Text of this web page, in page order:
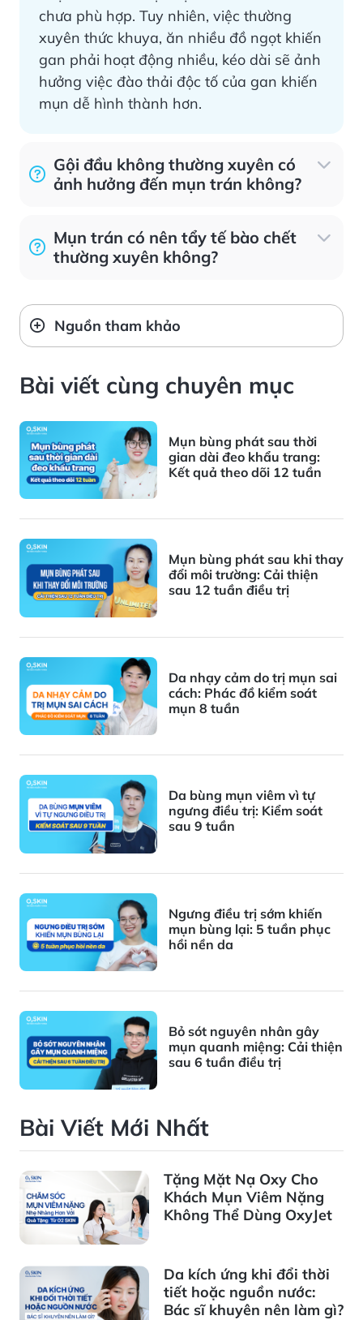
chưa phù hợp. Tuy nhiên, việc thường
xuyên thức khuya, ăn nhiều đồ ngọt khiến
gan phải hoạt động nhiều, kéo dài sẽ ảnh
hưởng việc đào thải độc tố của gan khiến
mụn dễ hình thành hơn.
Gội đầu không thường xuyên có
ảnh hưởng đến mụn trán không?
Mụn trán có nên tẩy tế bào chết
thường xuyên không?
Nguồn tham khảo
Bài viết cùng chuyên mục
Mụn bùng phát sau thời
gian dài đeo khẩu trang:
Kết quả theo dõi 12 tuần
Mụn bùng phát sau khi thay
đổi môi trường: Cải thiện
sau 12 tuần điều trị
Da nhạy cảm do trị mụn sai
cách: Phác đồ kiểm soát
mụn 8 tuần
Da bùng mụn viêm vì tự
ngưng điều trị: Kiểm soát
sau 9 tuần
Ngưng điều trị sớm khiến
mụn bùng lại: 5 tuần phục
hồi nền da
Bỏ sót nguyên nhân gây
mụn quanh miệng: Cải thiện
sau 6 tuần điều trị
Bài Viết Mới Nhất
Tặng Mặt Nạ Oxy Cho
Khách Mụn Viêm Nặng
Không Thể Dùng OxyJet
Da kích ứng khi đổi thời
tiết hoặc nguồn nước:
Bác sĩ khuyên nên làm gì?